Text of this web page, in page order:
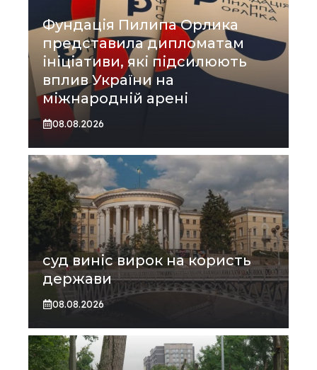
Фундація Пилипа Орлика
представила дипломатам
ініціативи, які підсилюють
вплив України на
міжнародній арені
08.08.2026
суд виніс вирок на користь
держави
08.08.2026